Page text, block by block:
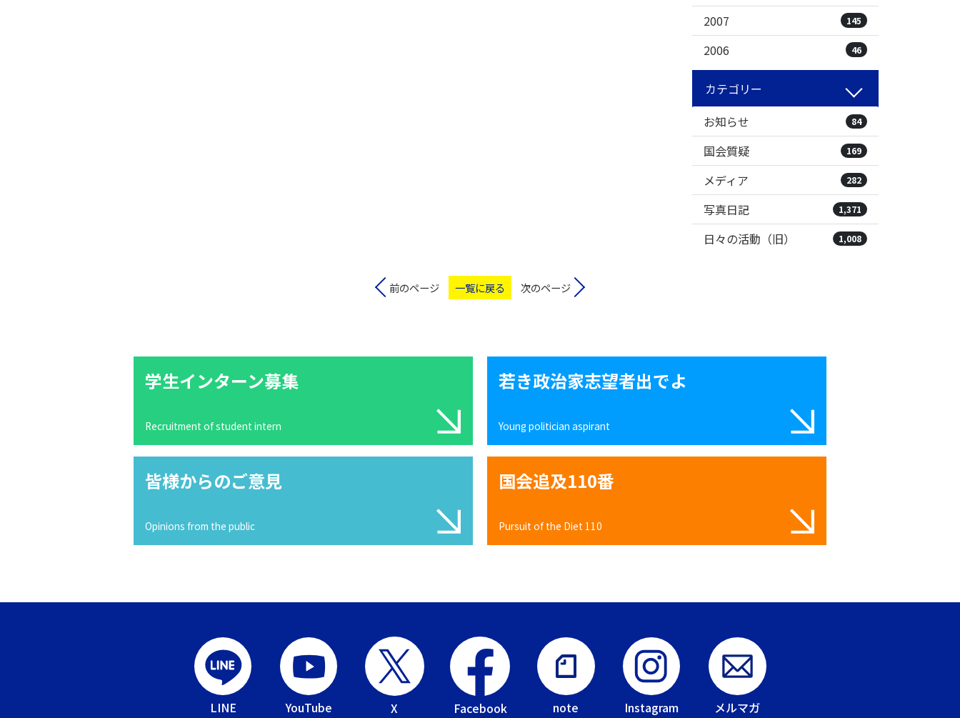
2007 145
2006 46
カテゴリー
お知らせ
84
国会質疑 169
メディア 282
写真日記 1,371
日々の活動（旧） 1,008
前のページ 一覧に戻る 次のページ
学生インターン募集
Recruitment of student intern
若き政治家志望者出でよ
Young politician aspirant
皆様からのご意見
Opinions from the public
国会追及110番
Pursuit of the Diet 110
LINE YouTube X Facebook note Instagram メルマガ